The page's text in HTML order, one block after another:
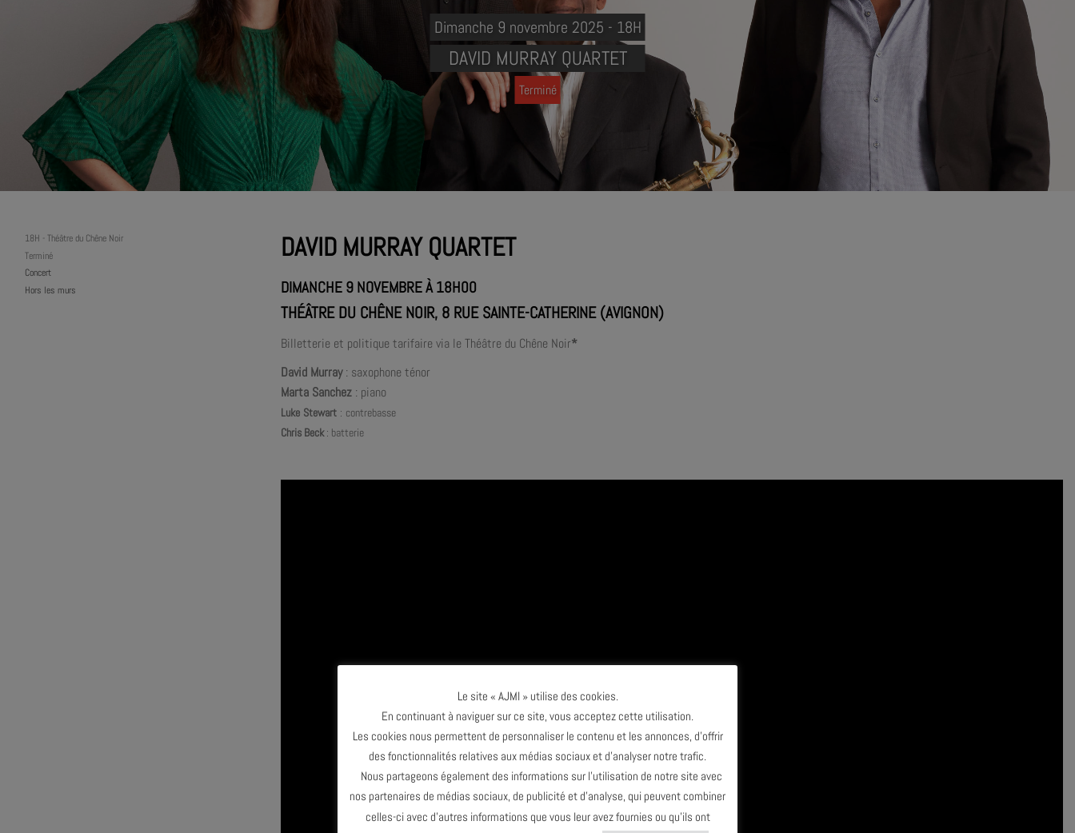
Dimanche 9 novembre 2025 - 18H
DAVID MURRAY QUARTET
Terminé
18H - Théâtre du Chêne Noir
Terminé
Concert
Hors les murs
DAVID MURRAY QUARTET
DIMANCHE 9 NOVEMBRE À 18H00
THÉÂTRE DU CHÊNE NOIR, 8 RUE SAINTE-CATHERINE (AVIGNON)
Billetterie et politique tarifaire via le Théâtre du Chêne Noir*
David Murray: saxophone ténor
Marta Sanchez : piano
Luke Stewart : contrebasse
Chris Beck: batterie
Le site « AJMI » utilise des cookies.
En continuant à naviguer sur ce site, vous acceptez cette utilisation.
Les cookies nous permettent de personnaliser le contenu et les annonces, d’offrir
des fonctionnalités relatives aux médias sociaux et d’analyser notre trafic.
Nous partageons également des informations sur l’utilisation de notre site avec
nos partenaires de médias sociaux, de publicité et d’analyse, qui peuvent combiner
celles-ci avec d’autres informations que vous leur avez fournies ou qu’ils ont